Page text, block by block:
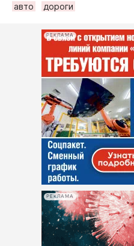
авто
дороги
РЕКЛАМА
РЕКЛАМА